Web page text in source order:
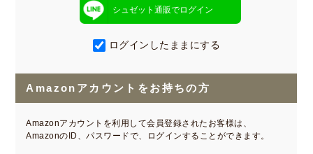
シュゼット通販でログイン
ログインしたままにする
Amazonアカウントをお持ちの方
Amazonアカウントを利用して会員登録されたお客様は、
AmazonのID、パスワードで、ログインすることができます。